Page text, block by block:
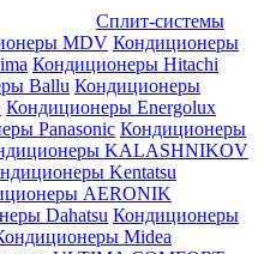
Сплит-системы
MDV Кондиционеры
Кондиционеры Hitachi
Ballu Кондиционеры
Кондиционеры Energolux
Panasonic Кондиционеры
KALASHNIKOV
Kentatsu
AERONIK
Dahatsu Кондиционеры
Midea